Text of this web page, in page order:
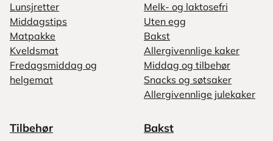
Lunsjretter
Middagstips
Matpakke
Kveldsmat
Fredagsmiddag og
helgemat
Melk- og laktosefri
Uten egg
Bakst
Allergivennlige kaker
Middag og tilbehør
Snacks og søtsaker
Allergivennlige julekaker
Tilbehør Bakst